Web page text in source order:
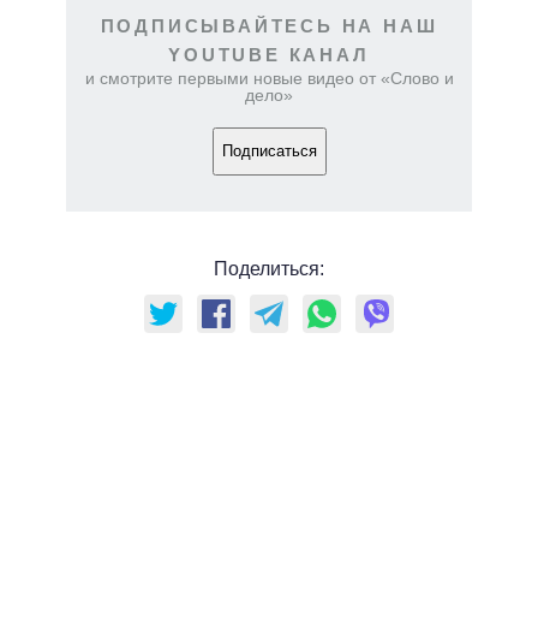
ПОДПИСЫВАЙТЕСЬ НА НАШ
YOUTUBE КАНАЛ
и смотрите первыми новые видео от «Слово и
дело»
Подписаться
Поделиться: